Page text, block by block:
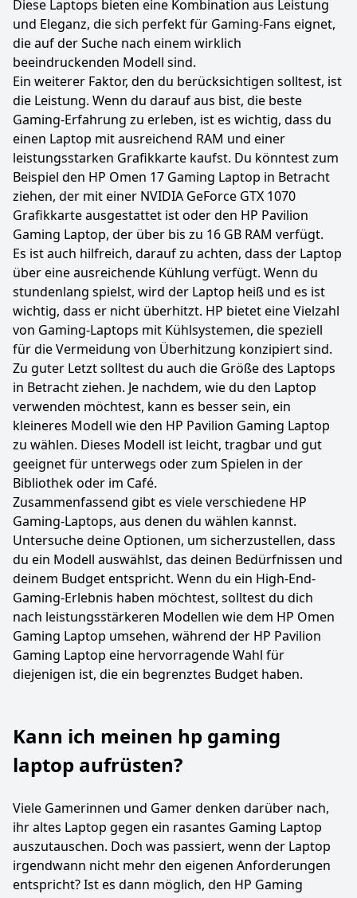
Diese Laptops bieten eine Kombination aus Leistung
und Eleganz, die sich perfekt für Gaming-Fans eignet,
die auf der Suche nach einem wirklich
beeindruckenden Modell sind.
Ein weiterer Faktor, den du berücksichtigen solltest, ist
die Leistung. Wenn du darauf aus bist, die beste
Gaming-Erfahrung zu erleben, ist es wichtig, dass du
einen Laptop mit ausreichend RAM und einer
leistungsstarken Grafikkarte kaufst. Du könntest zum
Beispiel den HP Omen 17 Gaming Laptop in Betracht
ziehen, der mit einer NVIDIA GeForce GTX 1070
Grafikkarte ausgestattet ist oder den HP Pavilion
Gaming Laptop, der über bis zu 16 GB RAM verfügt.
Es ist auch hilfreich, darauf zu achten, dass der Laptop
über eine ausreichende Kühlung verfügt. Wenn du
stundenlang spielst, wird der Laptop heiß und es ist
wichtig, dass er nicht überhitzt. HP bietet eine Vielzahl
von Gaming-Laptops mit Kühlsystemen, die speziell
für die Vermeidung von Überhitzung konzipiert sind.
Zu guter Letzt solltest du auch die Größe des Laptops
in Betracht ziehen. Je nachdem, wie du den Laptop
verwenden möchtest, kann es besser sein, ein
kleineres Modell wie den HP Pavilion Gaming Laptop
zu wählen. Dieses Modell ist leicht, tragbar und gut
geeignet für unterwegs oder zum Spielen in der
Bibliothek oder im Café.
Zusammenfassend gibt es viele verschiedene HP
Gaming-Laptops, aus denen du wählen kannst.
Untersuche deine Optionen, um sicherzustellen, dass
du ein Modell auswählst, das deinen Bedürfnissen und
deinem Budget entspricht. Wenn du ein High-End-
Gaming-Erlebnis haben möchtest, solltest du dich
nach leistungsstärkeren Modellen wie dem HP Omen
Gaming Laptop umsehen, während der HP Pavilion
Gaming Laptop eine hervorragende Wahl für
diejenigen ist, die ein begrenztes Budget haben.
Kann ich meinen hp gaming
laptop aufrüsten?
Viele Gamerinnen und Gamer denken darüber nach,
ihr altes Laptop gegen ein rasantes Gaming Laptop
auszutauschen. Doch was passiert, wenn der Laptop
irgendwann nicht mehr den eigenen Anforderungen
entspricht? Ist es dann möglich, den HP Gaming